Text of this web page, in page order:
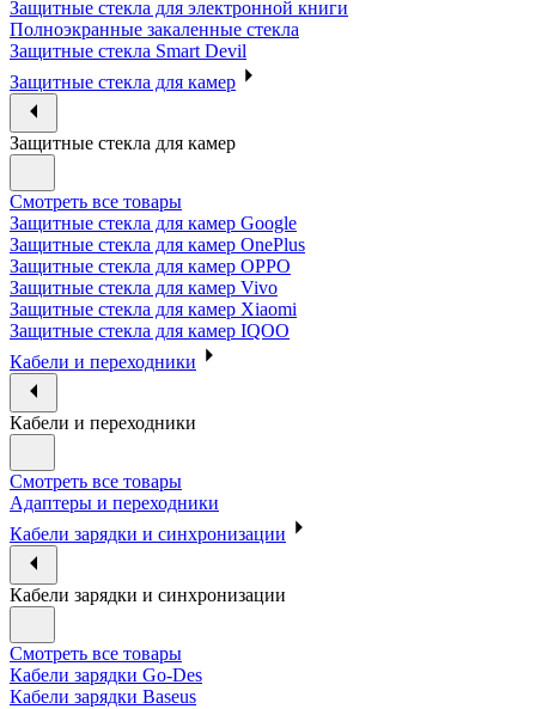
Защитные стекла для электронной книги
Полноэкранные закаленные стекла
Защитные стекла Smart Devil
Защитные стекла для камер
Защитные стекла для камер
Смотреть все товары
Защитные стекла для камер Google
Защитные стекла для камер OnePlus
Защитные стекла для камер OPPO
Защитные стекла для камер Vivo
Защитные стекла для камер Xiaomi
Защитные стекла для камер IQOO
Кабели и переходники
Кабели и переходники
Смотреть все товары
Адаптеры и переходники
Кабели зарядки и синхронизации
Кабели зарядки и синхронизации
Смотреть все товары
Кабели зарядки Go-Des
Кабели зарядки Baseus